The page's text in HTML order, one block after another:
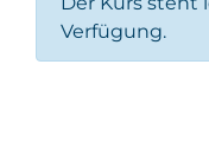
Verfügung.